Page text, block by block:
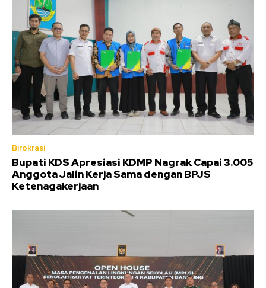
Birokrasi
Bupati KDS Apresiasi KDMP Nagrak Capai 3.005
Anggota Jalin Kerja Sama dengan BPJS
Ketenagakerjaan